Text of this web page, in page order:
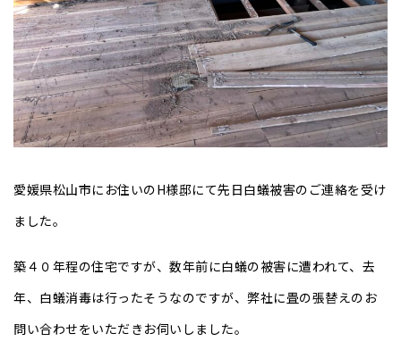
愛媛県松山市にお住いのH様邸にて先日白蟻被害のご連絡を受け
ました。
築４０年程の住宅ですが、数年前に白蟻の被害に遭われて、去
年、白蟻消毒は行ったそうなのですが、弊社に畳の張替えのお
問い合わせをいただきお伺いしました。